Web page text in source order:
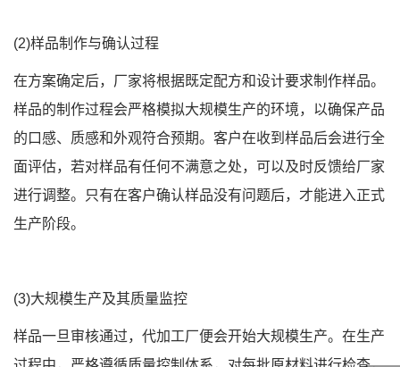
(2)样品制作与确认过程
在方案确定后，厂家将根据既定配方和设计要求制作样品。
样品的制作过程会严格模拟大规模生产的环境，以确保产品
的口感、质感和外观符合预期。客户在收到样品后会进行全
面评估，若对样品有任何不满意之处，可以及时反馈给厂家
进行调整。只有在客户确认样品没有问题后，才能进入正式
生产阶段。
(3)大规模生产及其质量监控
样品一旦审核通过，代加工厂便会开始大规模生产。在生产